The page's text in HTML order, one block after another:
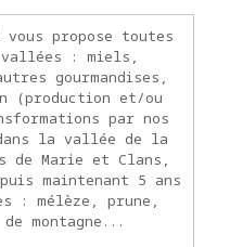
propose toutes
vallées : miels,
gourmandises,
(production et/ou
par nos
la vallée de la
de Marie et Clans,
maintenant 5 ans
: mélèze, prune,
montagne...